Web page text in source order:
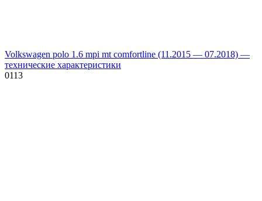
Volkswagen polo 1.6 mpi mt comfortline (11.2015 — 07.2018) —
технические характеристики
0113